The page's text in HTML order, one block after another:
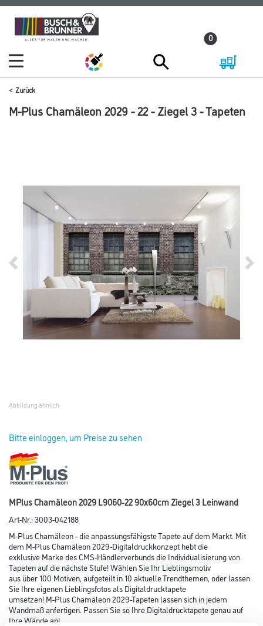
Zum
Inhalt
Zum
Navigationsmenü
0
Zurück
M-Plus Chamäleon 2029 - 22 - Ziegel 3 - Tapeten
Abbildung ähnlich
Bitte einloggen, um Preise zu sehen
MPlus Chamäleon 2029 L9060-22 90x60cm Ziegel 3 Leinwand
Art-Nr.:3003-042188
M-Plus Chamäleon - die anpassungsfähigste Tapete auf dem Markt. Mit
dem M-Plus Chamäleon 2029-Digitaldruckkonzept hebt die
exklusive Marke des CMS-Händlerverbunds die Individualisierung von
Tapeten auf die nächste Stufe! Wählen Sie Ihr Lieblingsmotiv
aus über 100 Motiven, aufgeteilt in 10 aktuelle Trendthemen, oder lassen
Sie Ihre eigenen Lieblingsfotos als Digitaldrucktapete
umsetzen! M-Plus Chamäleon 2029-Tapeten lassen sich in jedem
Wandmaß anfertigen. Passen Sie so Ihre Digitaldrucktapete genau auf
Ihre Wände an!